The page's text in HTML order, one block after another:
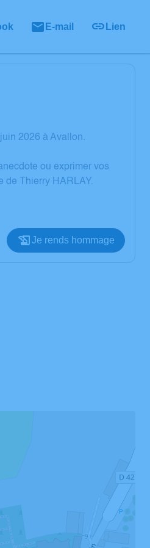
E-mail Lien
2026 à Avallon.
ou exprimer vos
de Thierry HARLAY.
Je rends hommage